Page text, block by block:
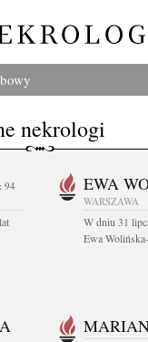
nekrologi
94
EWA
WARSZAWA
W dniu 31
Ewa